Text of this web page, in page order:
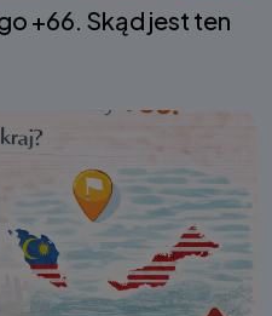
+66. Skąd jest ten